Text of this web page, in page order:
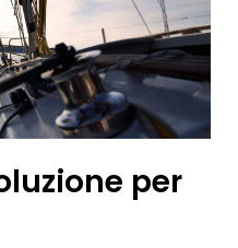
per